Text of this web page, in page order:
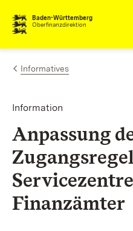
Zum Inhalt springen
Baden-Württemberg
Oberfinanzdirektion
Informatives
Information
Anpassung
Finanzämter